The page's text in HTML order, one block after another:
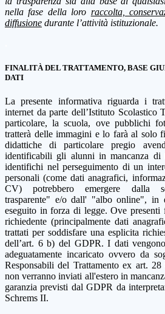
nella fase della loro raccolta,
diffusione durante l’attività istituzionale.
FINALITÀ DEL TRATTAMENTO, BASE
DATI
La presente informativa riguarda i
internet da parte dell’Istituto Scolastico
particolare, la scuola, ove pubblichi
tratterà delle immagini e lo farà al solo
didattiche di particolare pregio
identificabili gli alunni in mancanza di
identifichi nel perseguimento di un
personali (come dati anagrafici,
CV) potrebbero emergere dalla
trasparente" e/o dall' "albo online", in
eseguito in forza di legge. Ove
richiedente (principalmente dati
trattati per soddisfare una esplicita
dell’art. 6 b) del GDPR. I dati
adeguatamente incaricato ovvero da
Responsabili del Trattamento ex art.
non verranno inviati all'estero in
garanzia previsti dal GDPR da
Schrems II.